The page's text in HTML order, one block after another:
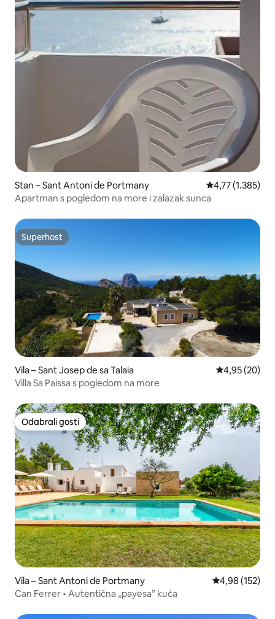
Stan – Sant Antoni de Portmany Prosječna
4,77 (1.385)
Apartman s pogledom na more i zalazak sunca
Superhost
Superhost
Vila – Sant Josep de sa Talaia Prosječna
4,95 (20)
Villa Sa Paissa s pogledom na more
Odabrali gosti
Odabrali gosti
Vila – Sant Antoni de Portmany Prosječna
4,98 (152)
Can Ferrer • Autentična „payesa” kuća